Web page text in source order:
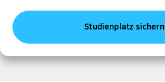
Studienplatz sichern